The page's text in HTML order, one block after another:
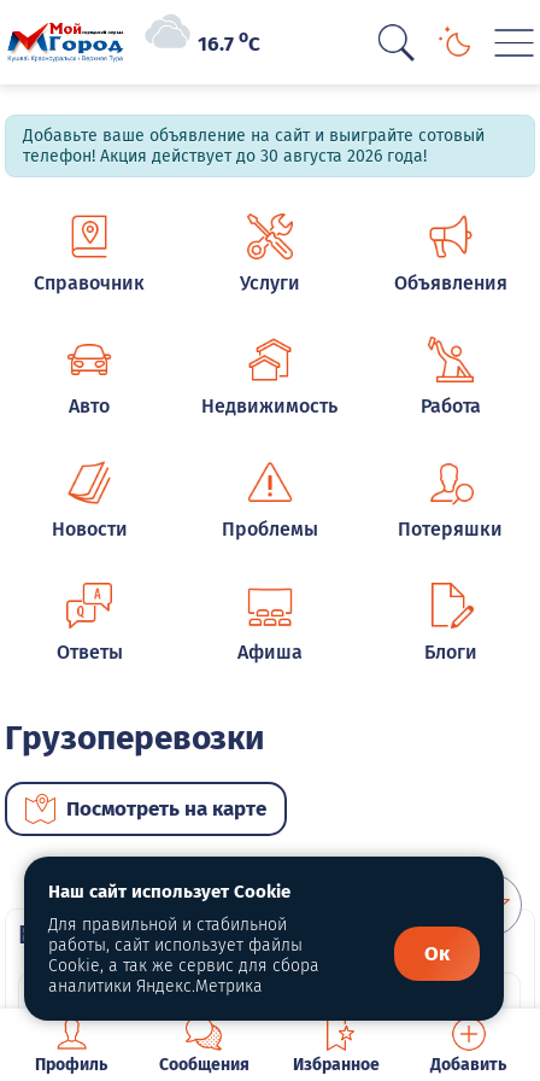
16.7oC
Добавьте ваше объявление на сайт и выиграйте сотовый
телефон! Акция действует до 30 августа 2026 года!
Справочник Услуги Объявления
Авто Недвижимость Работа
Новости Проблемы Потеряшки
Ответы Афиша Блоги
Грузоперевозки
Посмотреть на карте
ВИП объявления
Профиль Сообщения Избранное Добавить
Наш сайт использует Cookie
Для правильной и стабильной
работы, сайт использует файлы
Cookie, а так же сервис для сбора
аналитики Яндекс.Метрика
Ок